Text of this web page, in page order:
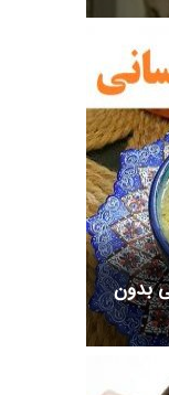
بدون